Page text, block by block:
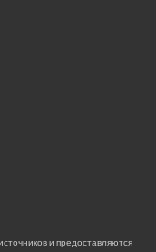
и предоставляются